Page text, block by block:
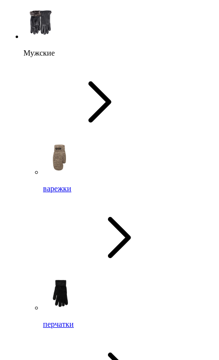
Мужские
варежки
перчатки